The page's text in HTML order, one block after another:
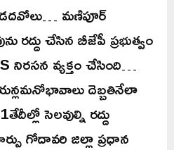
మణిపూర్
రద్దు చేసిన బీజేపీ ప్రభుత్వం
నిరసన వ్యక్తం చేసింది…
దెబ్బతినేలా
సెలవుల్ని రద్దు
గోదావరి జిల్లా ప్రధాన